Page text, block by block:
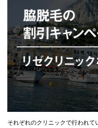
それぞれのクリニックで行われて